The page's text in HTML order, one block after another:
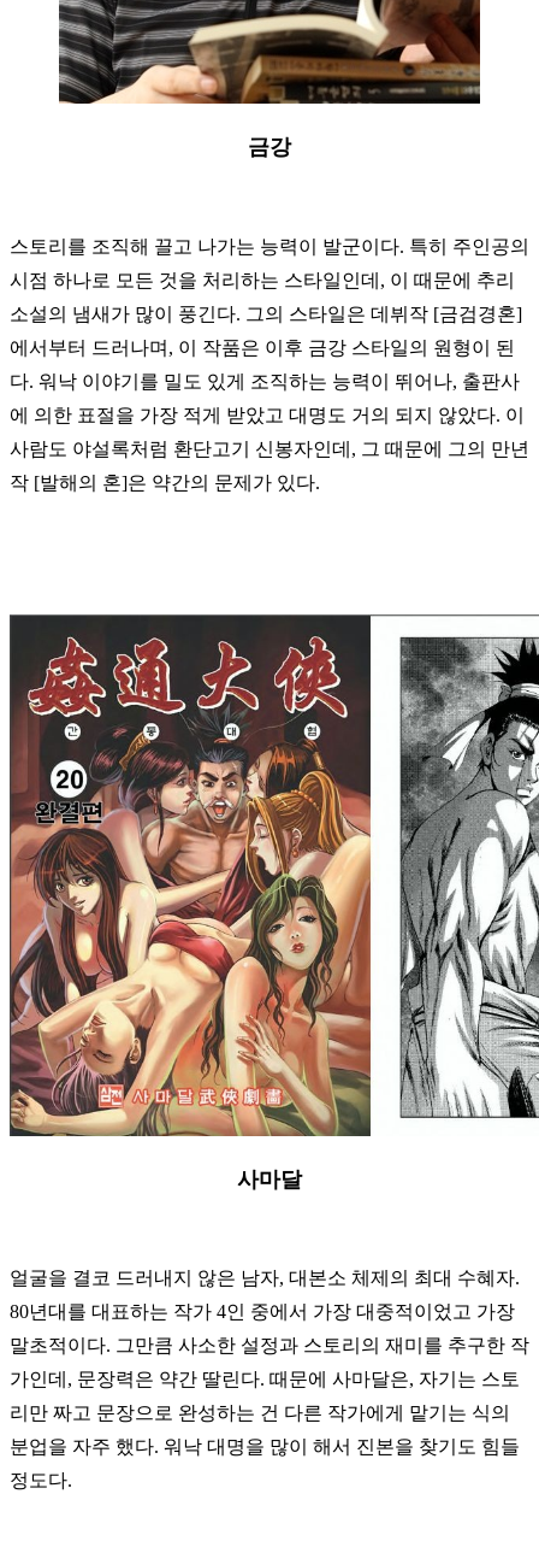
금강
스토리를 조직해 끌고 나가는 능력이 발군이다. 특히 주인공의
시점 하나로 모든 것을 처리하는 스타일인데, 이 때문에 추리
소설의 냄새가 많이 풍긴다. 그의 스타일은 데뷔작 [금검경혼]
에서부터 드러나며, 이 작품은 이후 금강 스타일의 원형이 된
다. 워낙 이야기를 밀도 있게 조직하는 능력이 뛰어나, 출판사
에 의한 표절을 가장 적게 받았고 대명도 거의 되지 않았다. 이
사람도 야설록처럼 환단고기 신봉자인데, 그 때문에 그의 만년
작 [발해의 혼]은 약간의 문제가 있다.
사마달
얼굴을 결코 드러내지 않은 남자, 대본소 체제의 최대 수혜자.
80년대를 대표하는 작가 4인 중에서 가장 대중적이었고 가장
말초적이다. 그만큼 사소한 설정과 스토리의 재미를 추구한 작
가인데, 문장력은 약간 딸린다. 때문에 사마달은, 자기는 스토
리만 짜고 문장으로 완성하는 건 다른 작가에게 맡기는 식의
분업을 자주 했다. 워낙 대명을 많이 해서 진본을 찾기도 힘들
정도다.